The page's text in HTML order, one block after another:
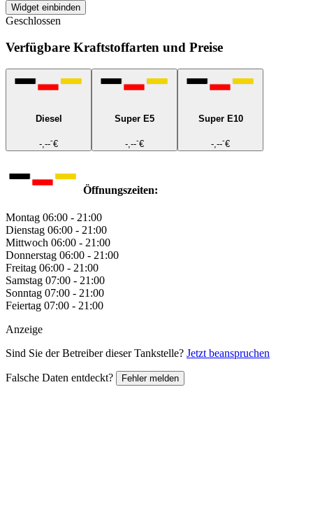
Widget einbinden
Geschlossen
Verfügbare Kraftstoffarten und Preise
Diesel
-,---€
Super E5
-,---€
Super E10
-,---€
Öffnungszeiten:
Montag 06:00 - 21:00
Dienstag 06:00 - 21:00
Mittwoch 06:00 - 21:00
Donnerstag 06:00 - 21:00
Freitag 06:00 - 21:00
Samstag 07:00 - 21:00
Sonntag 07:00 - 21:00
Feiertag 07:00 - 21:00
Anzeige
Sind Sie der Betreiber dieser Tankstelle? Jetzt beanspruchen
Falsche Daten entdeckt? Fehler melden